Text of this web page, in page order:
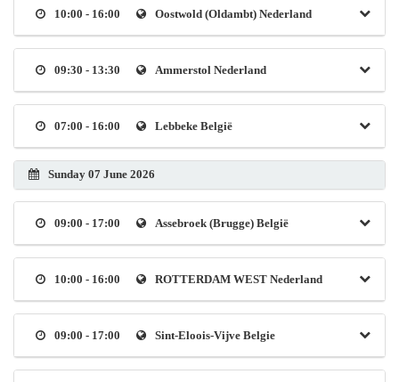
10:00 - 16:00 Oostwold (Oldambt) Nederland
09:30 - 13:30 Ammerstol Nederland
07:00 - 16:00 Lebbeke België
Sunday 07 June 2026
09:00 - 17:00 Assebroek (Brugge) België
10:00 - 16:00 ROTTERDAM WEST Nederland
09:00 - 17:00 Sint-Eloois-Vijve Belgie